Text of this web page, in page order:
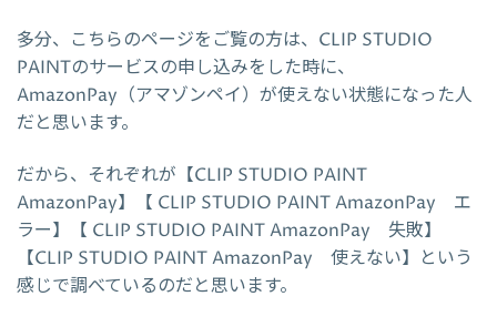
多分、こちらのページをご覧の方は、CLIP STUDIO
PAINTのサービスの申し込みをした時に、
AmazonPay（アマゾンペイ）が使えない状態になった人
だと思います。
だから、それぞれが【CLIP STUDIO PAINT
AmazonPay】【 CLIP STUDIO PAINT AmazonPay エ
ラー】【 CLIP STUDIO PAINT AmazonPay 失敗】
【CLIP STUDIO PAINT AmazonPay 使えない】という
感じで調べているのだと思います。